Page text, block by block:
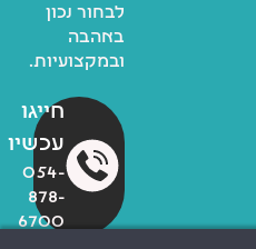
לבחור נכון
באהבה
ובמקצועיות.
חייגו
עכשיו
054-
878-
6700